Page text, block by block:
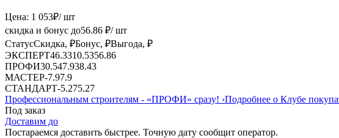
Цена: 1 053₽/ шт
скидка и бонус до56.86 ₽/ шт
СтатусСкидка, ₽Бонус, ₽Выгода, ₽
ЭКСПЕРТ46.3310.5356.86
ПРОФИ30.547.938.43
МАСТЕР-7.97.9
СТАНДАРТ-5.275.27
Профессиональным строителям - «ПРОФИ» сразу! ›Подробнее о Клубе
Под заказ
Доставим до
Постараемся доставить быстрее. Точную дату сообщит оператор.